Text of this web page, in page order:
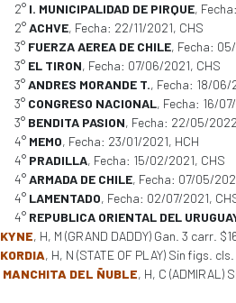
2° I. MUNICIPALIDAD DE PIRQUE,
2°ACHVE, Fecha: 22/11/2021, CHS
3° FUERZA AEREA DE CHILE, Fecha:
3° EL TIRON, Fecha: 07/06/2021, CHS
3°ANDRES MORANDE T., Fecha: 18/06/
3° CONGRESO NACIONAL, Fecha: 16/
3° BENDITA PASION, Fecha: 22/05/
4° MEMO, Fecha: 23/01/2021, HCH
4° PRADILLA, Fecha: 15/02/2021, CHS
4°ARMADA DE CHILE, Fecha: 07/05/
4° LAMENTADO, Fecha: 02/07/2021,
4° REPUBLICA ORIENTAL DEL
KYNE, H, M (GRAND DADDY) Gan. 3 carr.
KORDIA, H, N (STATE OF PLAY) Sin figs.
MANCHITA DEL ÑUBLE, H, C (ADMIRAL)